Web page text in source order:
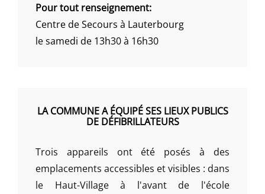
Pour tout renseignement:
Centre de Secours à Lauterbourg
le samedi de 13h30 à 16h30
LA COMMUNE A ÉQUIPÉ SES LIEUX PUBLICS
DE DÉFIBRILLATEURS
Trois appareils ont été posés à des
emplacements accessibles et visibles : dans
le Haut-Village à l'avant de l'école